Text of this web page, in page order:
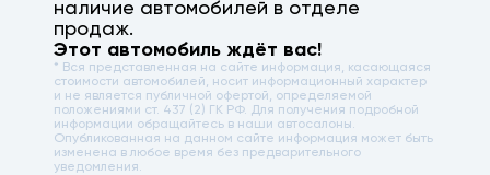
наличие автомобилей в отделе
продаж.
Этот автомобиль ждёт вас!
* Вся представленная на сайте информация, касающаяся
стоимости автомобилей, носит информационный характер
и не является публичной офертой, определяемой
положениями ст. 437 (2) ГК РФ. Для получения подробной
информации обращайтесь в наши автосалоны.
Опубликованная на данном сайте информация может быть
изменена в любое время без предварительного
уведомления.